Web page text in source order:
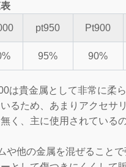
pt950 Pt900
95% 90%
は貴金属として非常に柔
るため、あまりアクセサ
く、主に使用されている
や他の金属を混ぜること